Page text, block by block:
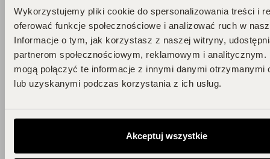
Wykorzystujemy pliki cookie do spersonalizowania treści i
oferować funkcje społecznościowe i analizować ruch w
Informacje o tym, jak korzystasz z naszej witryny,
partnerom społecznościowym, reklamowym i analitycznym.
mogą połączyć te informacje z innymi danymi otrzymanymi
lub uzyskanymi podczas korzystania z ich usług.
Akceptuj wszystkie
może być również wysłane tradycyjną
drogą pocztową na adres:
Perfumeria.pl – Biuro Obsługi
Klienta, ul. Józefa Piusa
Dziekońskiego 3, Budynek B2.2, piętro
3, 00-728 Warszawa, z sugerowanym
opisanym wyżej trybie, umowę uważa
się za niezawartą.
Sprzedający niezwłocznie, nie później